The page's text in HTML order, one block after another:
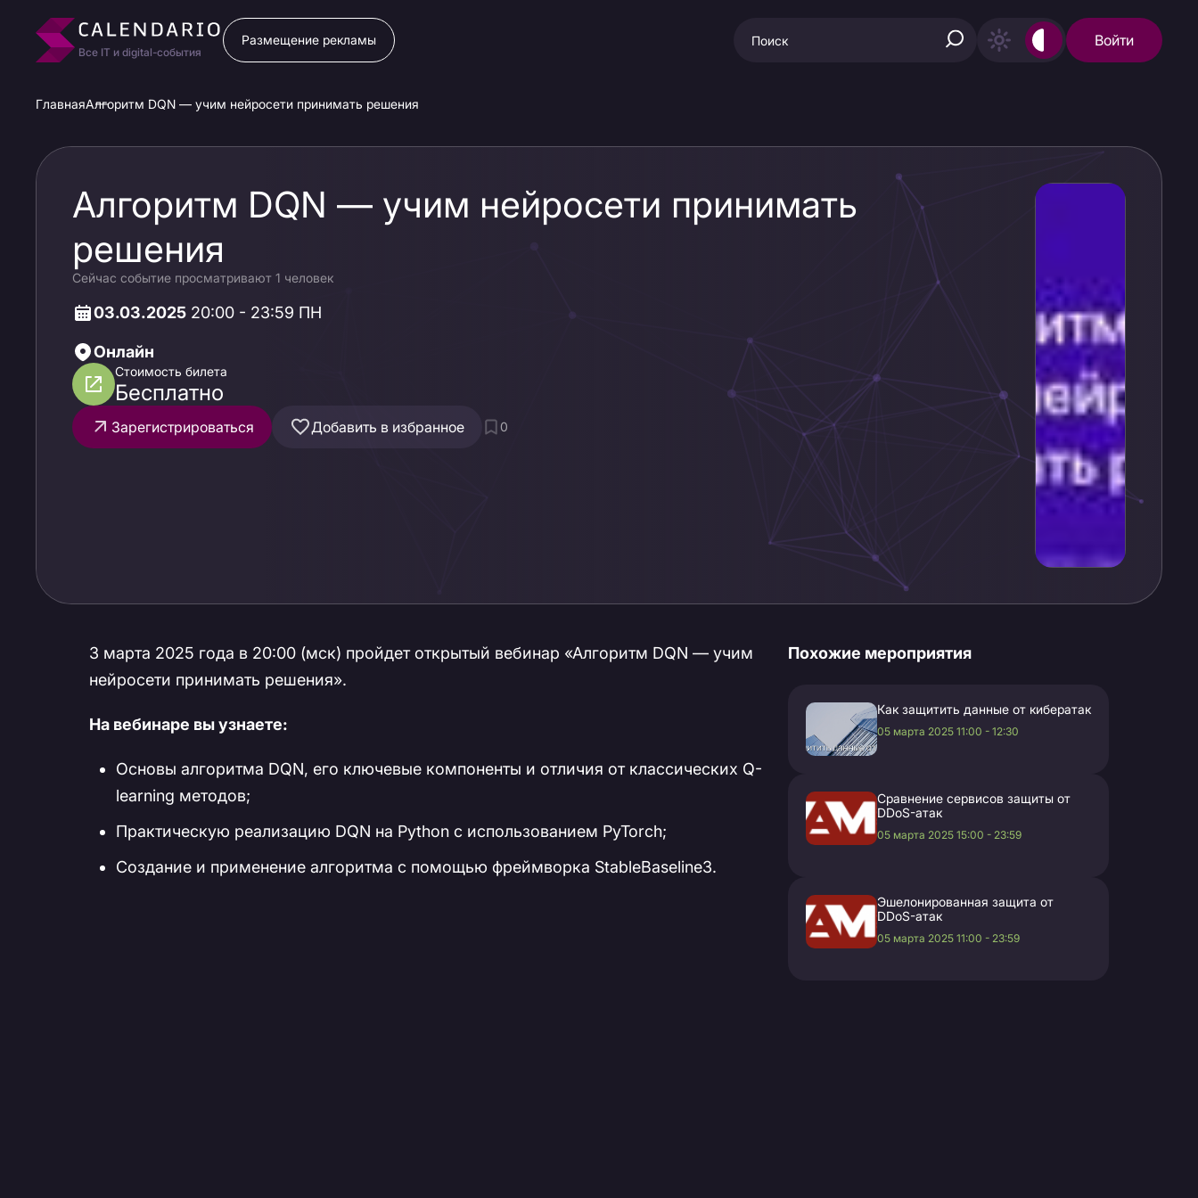
Все IT и digital-события
Размещение рекламы Войти
ГлавнаяАлгоритм DQN — учим нейросети принимать решения
Алгоритм DQN — учим нейросети принимать
решения
Сейчас событие просматривают 1 человек
03.03.2025 20:00 - 23:59 ПН
Онлайн
Стоимость билета
Бесплатно
Зарегистрироваться Добавить в избранное 0
3 марта 2025 года в 20:00 (мск) пройдет открытый вебинар «Алгоритм DQN — учим
нейросети принимать решения».
На вебинаре вы узнаете:
Основы алгоритма DQN, его ключевые компоненты и отличия от классических Q-
learning методов;
Практическую реализацию DQN на Python с использованием PyTorch;
Создание и применение алгоритма с помощью фреймворка StableBaseline3.
Похожие мероприятия
Как защитить данные от кибератак
05 марта 2025 11:00 - 12:30
Сравнение сервисов защиты от
DDoS-атак
05 марта 2025 15:00 - 23:59
Эшелонированная защита от
DDoS-атак
05 марта 2025 11:00 - 23:59